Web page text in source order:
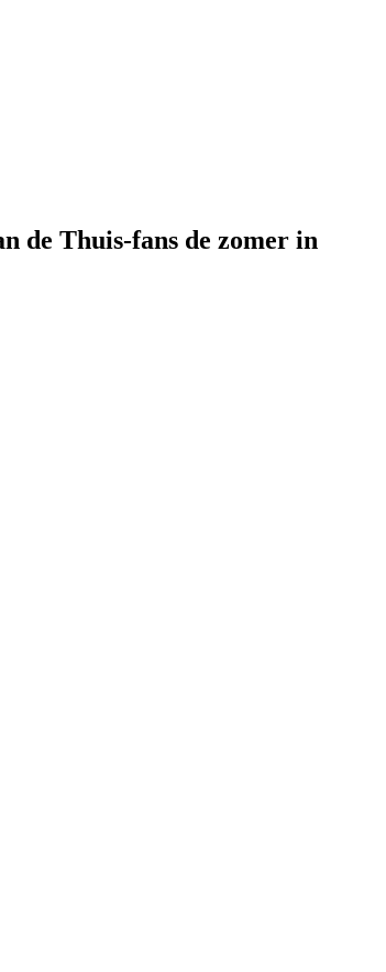
de Thuis-fans de zomer in